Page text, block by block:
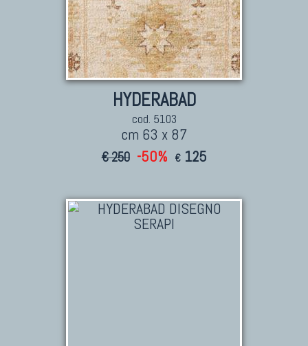
HYDERABAD
cod. 5103
cm 63 x 87
€ 250 -50% € 125